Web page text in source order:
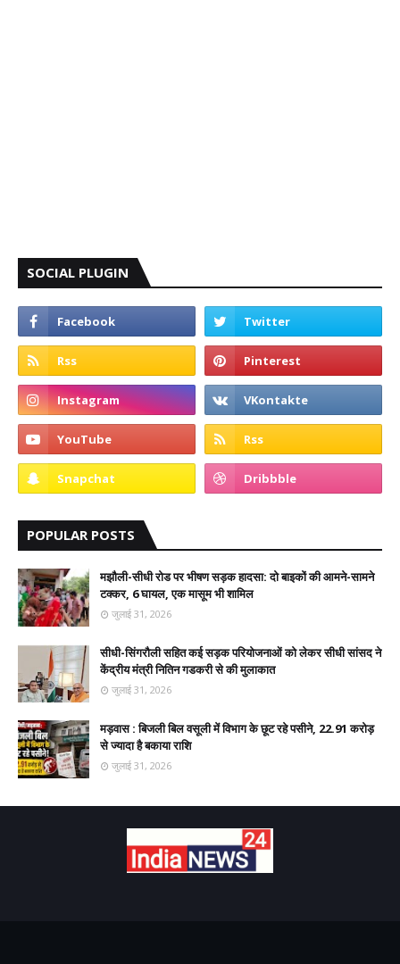
SOCIAL PLUGIN
POPULAR POSTS
मझौली-सीधी रोड पर भीषण सड़क हादसा: दो बाइकों की आमने-सामने
टक्कर, 6 घायल, एक मासूम भी शामिल
जुलाई 31, 2026
सीधी-सिंगरौली सहित कई सड़क परियोजनाओं को लेकर सीधी सांसद ने
केंद्रीय मंत्री नितिन गडकरी से की मुलाकात
जुलाई 31, 2026
मड़वास : बिजली बिल वसूली में विभाग के छूट रहे पसीने, 22.91 करोड़
से ज्यादा है बकाया राशि
जुलाई 31, 2026